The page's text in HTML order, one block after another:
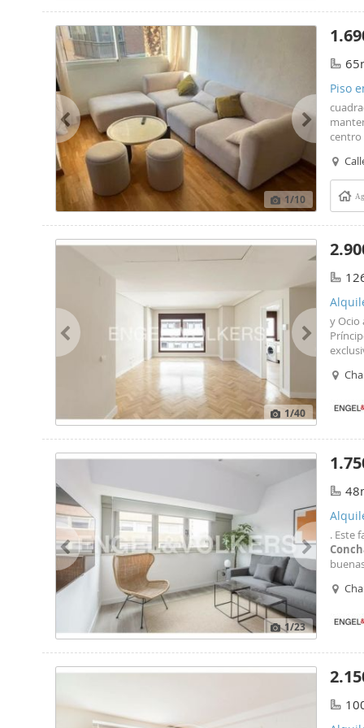
1/10
Piso
centro
1/40
y Ocio
1/23
. Este